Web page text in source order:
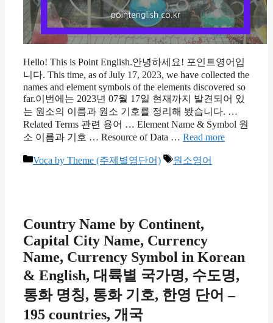
Hello! This is Point English.안녕하세요! 포인트영어입
니다. This time, as of July 17, 2023, we have collected the
names and element symbols of the elements discovered so
far.이번에는 2023년 07월 17일 현재까지 발견되어 있
는 원소의 이름과 원소 기호를 정리해 봤습니다. …
Related Terms 관련 용어 … Element Name & Symbol 원
소 이름과 기호 … Resource of Data … Read more
카
Voca by Theme (주제별영단어)
태
원소영어
Country Name by Continent,
Capital City Name, Currency
Name, Currency Symbol in Korean
& English, 대륙별 국가명, 수도명,
통화 명칭, 통화 기호, 한영 단어 –
195 countries, 개국